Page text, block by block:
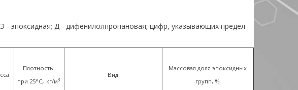
- эпоксидная; Д - дифенилолпропановая; цифр, указывающих предел
Плотность
при 25°С, кг/м3
Вид
Массовая доля эпоксидных
групп, %